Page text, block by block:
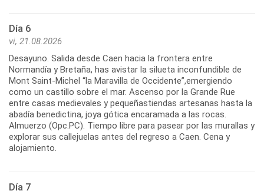
Día 6
vi, 21.08.2026
Desayuno. Salida desde Caen hacia la frontera entre
Normandía y Bretaña, has avistar la silueta inconfundible de
Mont Saint-Michel “la Maravilla de Occidente”,emergiendo
como un castillo sobre el mar. Ascenso por la Grande Rue
entre casas medievales y pequeñastiendas artesanas hasta la
abadía benedictina, joya gótica encaramada a las rocas.
Almuerzo (Opc.PC). Tiempo libre para pasear por las murallas y
explorar sus callejuelas antes del regreso a Caen. Cena y
alojamiento.
Día 7